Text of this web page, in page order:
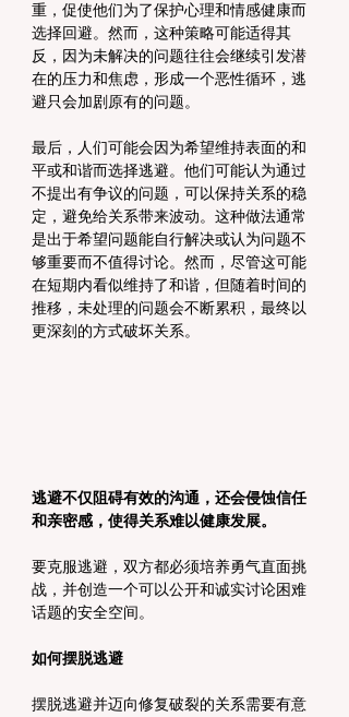
重，促使他们为了保护心理和情感健康而
选择回避。然而，这种策略可能适得其
反，因为未解决的问题往往会继续引发潜
在的压力和焦虑，形成一个恶性循环，逃
避只会加剧原有的问题。
最后，人们可能会因为希望维持表面的和
平或和谐而选择逃避。他们可能认为通过
不提出有争议的问题，可以保持关系的稳
定，避免给关系带来波动。这种做法通常
是出于希望问题能自行解决或认为问题不
够重要而不值得讨论。然而，尽管这可能
在短期内看似维持了和谐，但随着时间的
推移，未处理的问题会不断累积，最终以
更深刻的方式破坏关系。
逃避不仅阻碍有效的沟通，还会侵蚀信任
和亲密感，使得关系难以健康发展。
要克服逃避，双方都必须培养勇气直面挑
战，并创造一个可以公开和诚实讨论困难
话题的安全空间。
如何摆脱逃避
摆脱逃避并迈向修复破裂的关系需要有意